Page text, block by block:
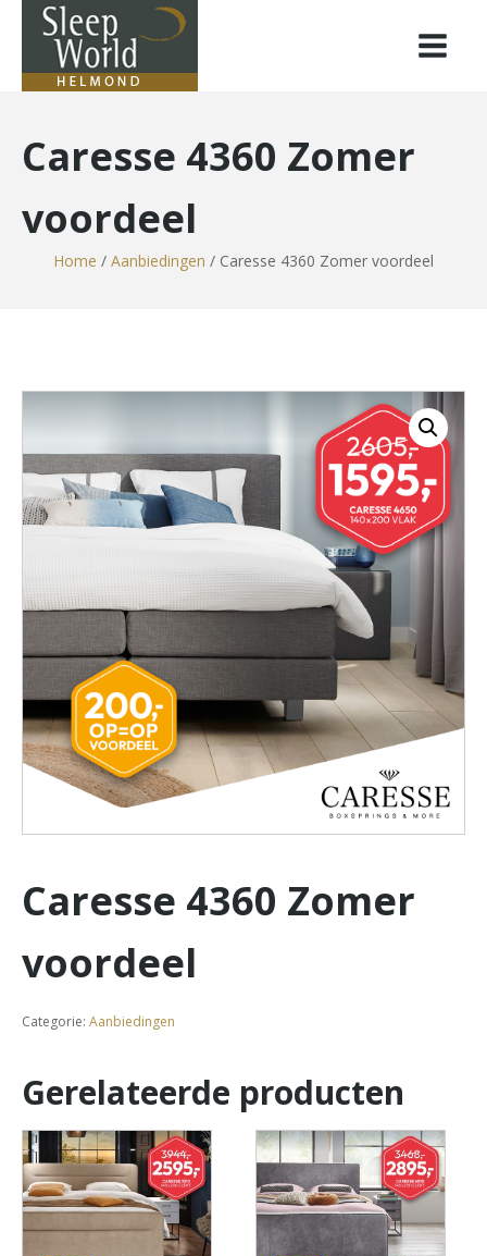
Caresse 4360 Zomer
voordeel
Home / Aanbiedingen / Caresse 4360 Zomer voordeel
Caresse 4360 Zomer
voordeel
Categorie: Aanbiedingen
Gerelateerde producten